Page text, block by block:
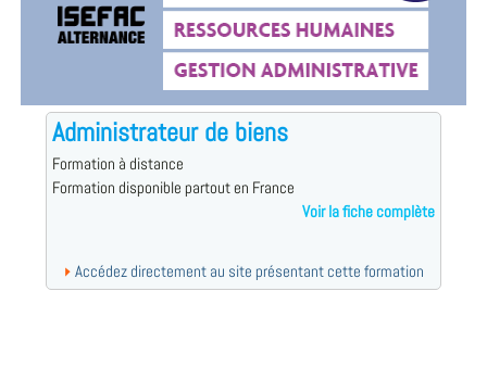
Administrateur de biens
Formation à distance
Formation disponible partout en France
Voir la fiche complète
Accédez directement au site présentant cette formation